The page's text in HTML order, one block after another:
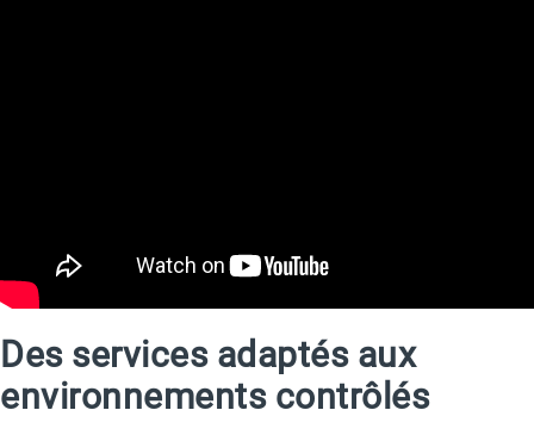
Des services adaptés aux
environnements contrôlés